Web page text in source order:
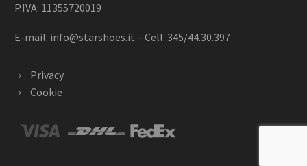
P.IVA: 11355720019
E-mail: info@starshoes.it – Cell. 345/44.30.397
Privacy
Cookie